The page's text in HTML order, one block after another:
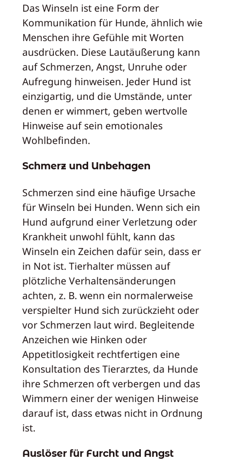
Das Winseln ist eine Form der
Kommunikation für Hunde, ähnlich wie
Menschen ihre Gefühle mit Worten
ausdrücken. Diese Lautäußerung kann
auf Schmerzen, Angst, Unruhe oder
Aufregung hinweisen. Jeder Hund ist
einzigartig, und die Umstände, unter
denen er wimmert, geben wertvolle
Hinweise auf sein emotionales
Wohlbefinden.
Schmerz und Unbehagen
Schmerzen sind eine häufige Ursache
für Winseln bei Hunden. Wenn sich ein
Hund aufgrund einer Verletzung oder
Krankheit unwohl fühlt, kann das
Winseln ein Zeichen dafür sein, dass er
in Not ist. Tierhalter müssen auf
plötzliche Verhaltensänderungen
achten, z. B. wenn ein normalerweise
verspielter Hund sich zurückzieht oder
vor Schmerzen laut wird. Begleitende
Anzeichen wie Hinken oder
Appetitlosigkeit rechtfertigen eine
Konsultation des Tierarztes, da Hunde
ihre Schmerzen oft verbergen und das
Wimmern einer der wenigen Hinweise
darauf ist, dass etwas nicht in Ordnung
ist.
Auslöser für Furcht und Angst